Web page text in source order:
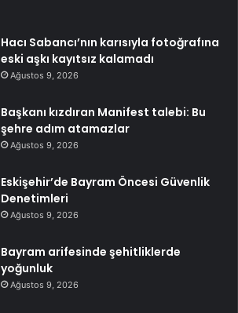
Hacı Sabancı’nın karısıyla fotoğrafına
eski aşkı kayıtsız kalamadı
Ağustos 9, 2026
Başkanı kızdıran Manifest talebi: Bu
şehre adım atamazlar
Ağustos 9, 2026
Eskişehir’de Bayram Öncesi Güvenlik
Denetimleri
Ağustos 9, 2026
Bayram arifesinde şehitliklerde
yoğunluk
Ağustos 9, 2026